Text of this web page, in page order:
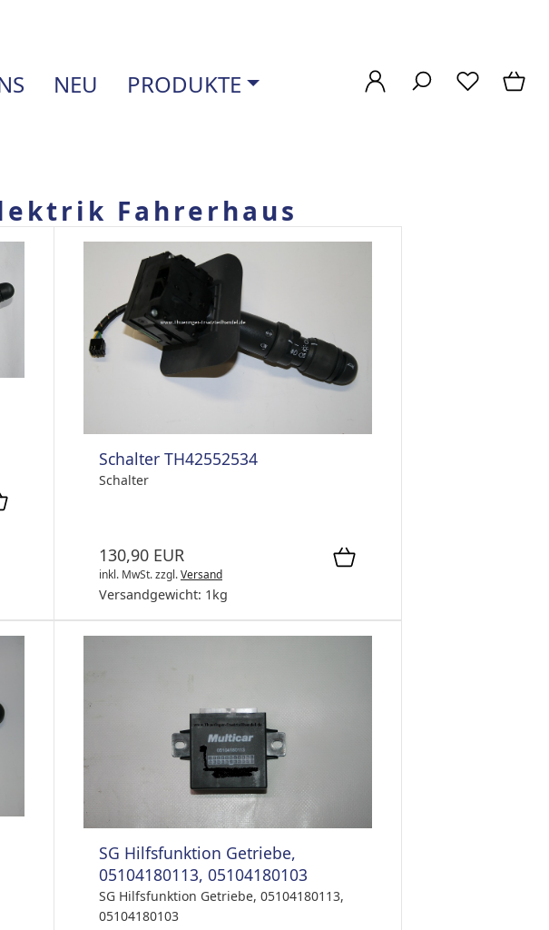
NEU PRODUKTE
Fahrerhaus
Schalter TH42552534
Schalter
130,90 EUR
inkl. MwSt.zzgl.Versand
Versandgewicht: 1 kg
SG Hilfsfunktion Getriebe,
05104180113, 05104180103
SG Hilfsfunktion Getriebe, 05104180113,
05104180103